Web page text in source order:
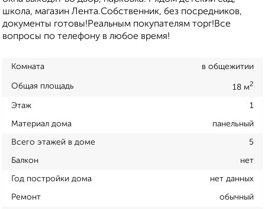
школа, магазин Лента.Собственник, без посредников,
документы готовы!Реальным покупателям торг!Все
вопросы по телефону в любое время!
Комната в общежитии
Общая площадь 18 м2
Этаж 1
Материал дома панельный
Всего этажей в доме 5
Балкон нет
Год постройки дома нет данных
Ремонт обычный